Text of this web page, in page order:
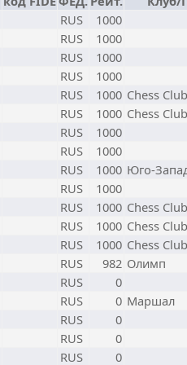
RUS
1000
RUS
1000
RUS
1000
RUS
1000
RUS 1000 Chess Club
RUS 1000 Chess Club
RUS
1000
RUS
1000
RUS 1000 Юго-
RUS
1000
RUS 1000 Chess Club
RUS 1000 Chess Club
RUS 1000 Chess Club
RUS 982 Олимп
RUS
0
RUS 0 Маршал
RUS
0
RUS
0
RUS
0